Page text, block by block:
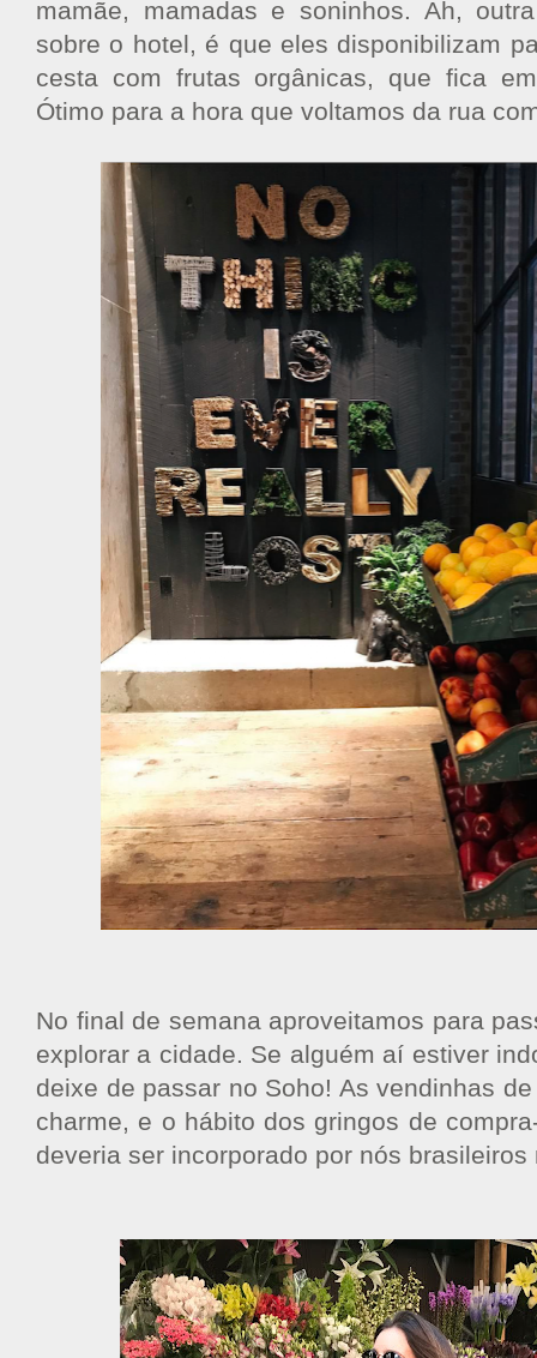
mamãe, mamadas e soninhos. Ah,
sobre o hotel, é que eles disponibilizam
cesta com frutas orgânicas, que fica
Ótimo para a hora que voltamos da rua
No final de semana aproveitamos para
explorar a cidade. Se alguém aí estiver
deixe de passar no Soho! As vendinhas
charme, e o hábito dos gringos de
deveria ser incorporado por nós brasileiros